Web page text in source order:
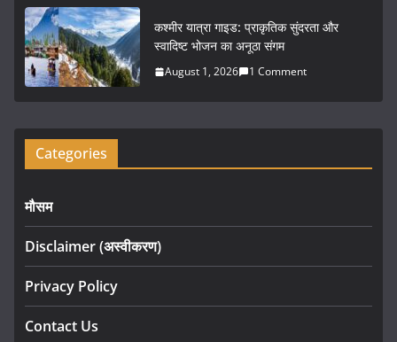
कश्मीर यात्रा गाइड: प्राकृतिक सुंदरता और
स्वादिष्ट भोजन का अनूठा संगम
August 1, 2026 1 Comment
Categories
मौसम
Disclaimer (अस्वीकरण)
Privacy Policy
Contact Us